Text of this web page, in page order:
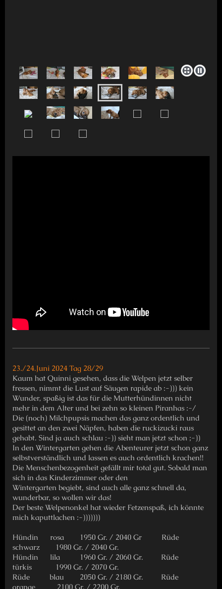
23./24.Juni 2024 Tag 28/29
Kaum hat Quinni gesehen, dass die Welpen jetzt selber
fressen, nimmt die Lust auf Säugen rapide ab :-))) kein
Wunder, spaßig ist das für die Mutterhündinnen nicht
mehr in dem Alter und bei zehn so kleinen Piranhas :-/
Die (noch) Milchpupsis machen das ganz ordentlich und
gesittet an den zwei Näpfen, haben die ruckizucki raus
gehabt. Sind ja auch schlau :-)) sieht man jetzt schon ;-))
In den Wintergarten gehen die Abenteurer jetzt schon ganz
selbstverständlich und lassen es auch ordentlich krachen!!
Die Menschenbezogenheit gefällt mir total gut. Sobald man
sich in das Kinderzimmer oder den
Wintergarten begiebt, sind auch alle ganz schnell da,
wunderbar, so wollen wir das!
Der beste Welpenonkel hat wieder Fetzenspaß, ich könnte
mich kaputtlachen :-)))))))
Hündin rosa 1950 Gr. / 2040 Gr Rüde
schwarz 1980 Gr. / 2040 Gr.
Hündin lila 1960 Gr. / 2060 Gr. Rüde
türkis 1990 Gr. / 2070 Gr.
Rüde blau 2050 Gr. / 2180 Gr. Rüde
orange 2100 Gr. / 2200 Gr.